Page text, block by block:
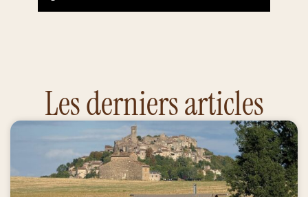
Les derniers articles